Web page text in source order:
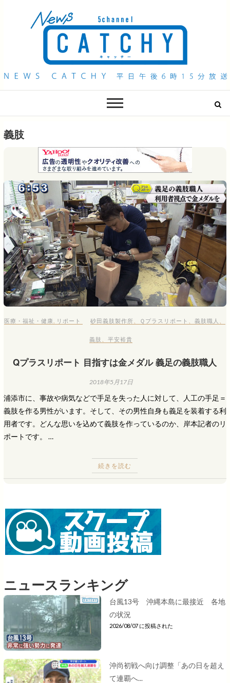
QAB NEWS Headline
義肢
医療・福祉・健康 リポート 砂田義肢製作所 Ｑプラスリポート 、義肢職人
義肢 、平安裕貴
Qプラスリポート 目指すは金メダル 義足の義肢職人
2018年5月17日
浦添市に、事故や病気などで手足を失った人に対して、人工の手足＝
義肢を作る男性がいます。そして、その男性自身も義足を装着する利
用者です。どんな思いを込めて義肢を作っているのか、岸本記者のリ
ポートです。 …
続きを読む
ニュースランキング
台風13号 沖縄本島に最接近 各地
の状況
2026/08/07 に投稿された
沖尚初戦へ向け調整「あの日を超え
て連覇へ...